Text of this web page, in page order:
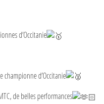
d’Occitanie
championne d’Occitanie
de belles performances